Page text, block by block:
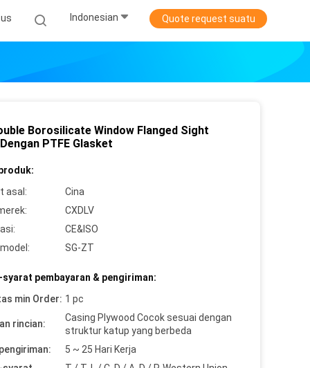
Indonesian Quote request suatu
Borosilicate Window Flanged Sight
PTFE Glasket
asal:
Cina
CXDLV
CE&ISO
SG-ZT
pembayaran & pengiriman:
min Order: 1 pc
rincian:
Casing Plywood Cocok sesuai dengan
struktur katup yang berbeda
5 ~ 25 Hari Kerja